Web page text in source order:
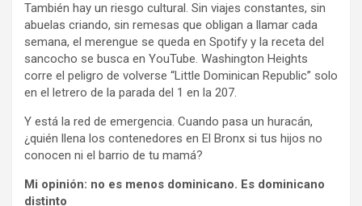
También hay un riesgo cultural. Sin viajes constantes, sin
abuelas criando, sin remesas que obligan a llamar cada
semana, el merengue se queda en Spotify y la receta del
sancocho se busca en YouTube. Washington Heights
corre el peligro de volverse “Little Dominican Republic” solo
en el letrero de la parada del 1 en la 207.
Y está la red de emergencia. Cuando pasa un huracán,
¿quién llena los contenedores en El Bronx si tus hijos no
conocen ni el barrio de tu mamá?
Mi opinión: no es menos dominicano. Es dominicano
distinto